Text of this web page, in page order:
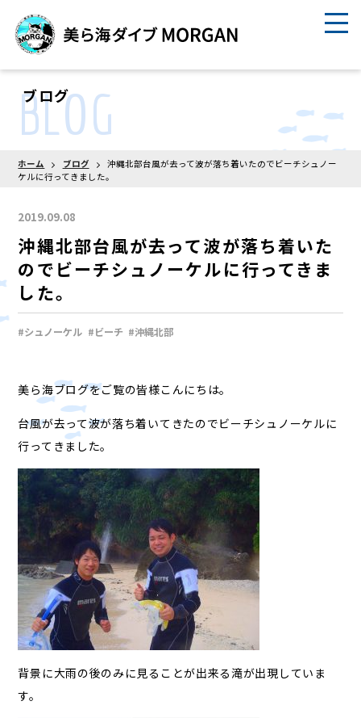
ブログ
BLOG
ホーム ブログ
沖縄北部台風が去って波が落ち着いたのでビーチシュノー
ケルに行ってきました。
2019.09.08
沖縄北部台風が去って波が落ち着いた
のでビーチシュノーケルに行ってきま
した。
#シュノーケル #ビーチ #沖縄北部
美ら海ブログをご覧の皆様こんにちは。
台風が去って波が落ち着いてきたのでビーチシュノーケルに
行ってきました。
背景に大雨の後のみに見ることが出来る滝が出現していま
す。